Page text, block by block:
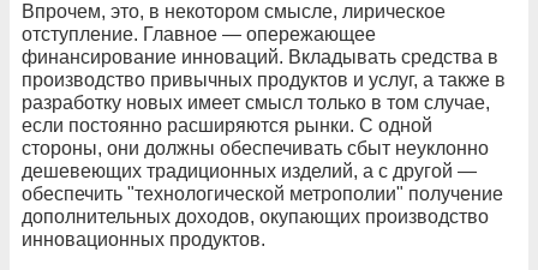
Впрочем, это, в некотором смысле, лирическое
отступление. Главное — опережающее
финансирование инноваций. Вкладывать средства в
производство привычных продуктов и услуг, а также в
разработку новых имеет смысл только в том случае,
если постоянно расширяются рынки. С одной
стороны, они должны обеспечивать сбыт неуклонно
дешевеющих традиционных изделий, а с другой —
обеспечить "технологической метрополии" получение
дополнительных доходов, окупающих производство
инновационных продуктов.